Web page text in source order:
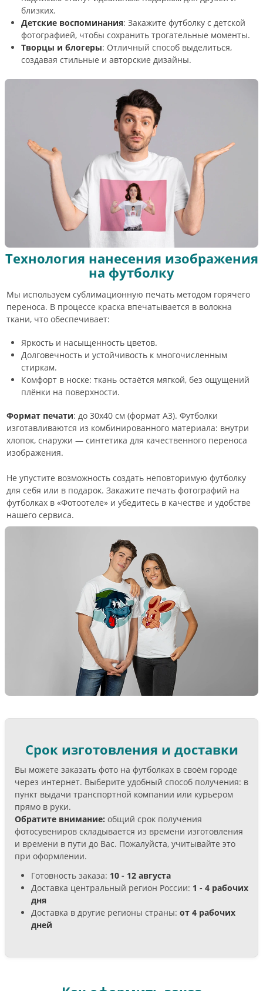
близких.
Детские воспоминания: Закажите футболку с детской
фотографией, чтобы сохранить трогательные моменты.
Творцы и блогеры: Отличный способ выделиться,
создавая стильные и авторские дизайны.
Технология нанесения изображения
на футболку
Мы используем сублимационную печать методом горячего
переноса. В процессе краска впечатывается в волокна
ткани, что обеспечивает:
Яркость и насыщенность цветов.
Долговечность и устойчивость к многочисленным
стиркам.
Комфорт в носке: ткань остаётся мягкой, без ощущений
плёнки на поверхности.
Формат печати: до 30х40 см (формат А3). Футболки
изготавливаются из комбинированного материала: внутри
хлопок, снаружи — синтетика для качественного переноса
изображения.
Не упустите возможность создать неповторимую футболку
для себя или в подарок. Закажите печать фотографий на
футболках в «Фотоотеле» и убедитесь в качестве и удобстве
нашего сервиса.
Срок изготовления и доставки
Вы можете заказать фото на футболках в своём городе
через интернет. Выберите удобный способ получения: в
пункт выдачи транспортной компании или курьером
прямо в руки.
Обратите внимание: общий срок получения
фотосувениров складывается из времени изготовления
и времени в пути до Вас. Пожалуйста, учитывайте это
при оформлении.
Готовность заказа: 10 - 12 августа
Доставка центральный регион России: 1 - 4 рабочих
дня
Доставка в другие регионы страны: от 4 рабочих
дней